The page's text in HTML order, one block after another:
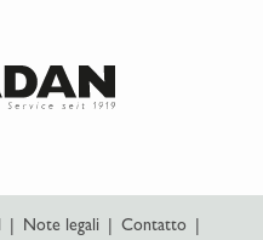
Note legali Contatto